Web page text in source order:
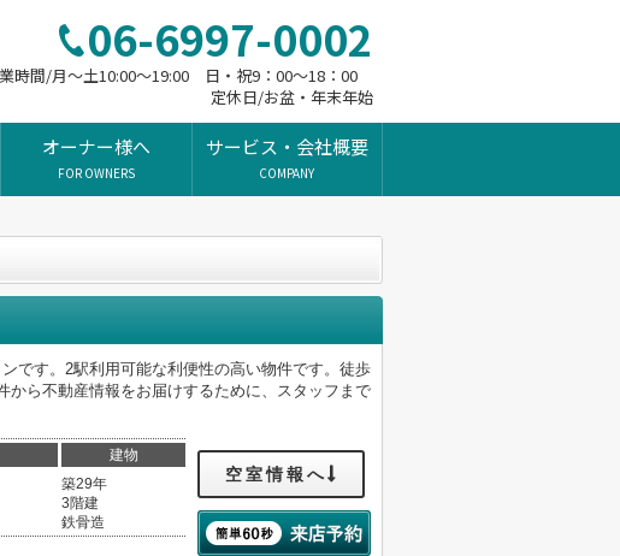
06-6997-0002
時間/月～土10:00～19:00 日・祝9：00～18：00
定休日/お盆・年末年始
オーナー様へ
FOR OWNERS
サービス・会社概要
COMPANY
です。2駅利用可能な利便性の高い物件です。徒歩
から不動産情報をお届けするために、スタッフまで
建物
築29年
3階建
鉄骨造
空室情報へ